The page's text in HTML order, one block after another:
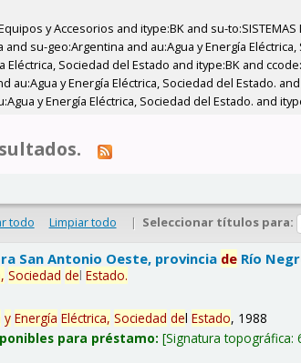
y Accesorios and itype:BK and su-to:SISTEMAS
su-geo:Argentina and au:Agua y Energía
Sociedad del Estado and itype:BK and
y Energía Eléctrica, Sociedad del Estado.
y Energía Eléctrica, Sociedad del Estado. and
todo Limpiar todo | Seleccionar títulos para:
San Antonio Oeste, provincia de Río
Sociedad delEstado.
y Energía Eléctrica, Sociedad delEstado, 1988
para préstamo: Signatura topográfica: